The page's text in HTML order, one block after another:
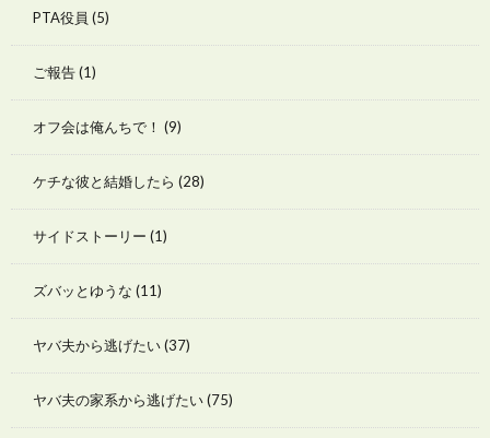
PTA役員 (5)
ご報告(1)
オフ会は俺んちで！ (9)
ケチな彼と結婚したら (28)
サイドストーリー (1)
ズバッとゆうな (11)
ヤバ夫から逃げたい(37)
ヤバ夫の家系から逃げたい(75)